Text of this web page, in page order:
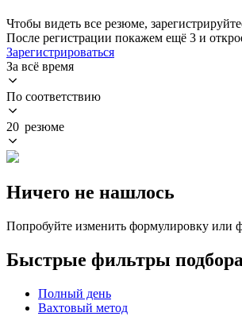
Чтобы видеть все резюме,
После регистрации покажем ещё 3 и
Зарегистрироваться
За всё время
По соответствию
20 резюме
Ничего не нашлось
Попробуйте изменить формулировку или
Быстрые фильтры
Полный день
Вахтовый метод